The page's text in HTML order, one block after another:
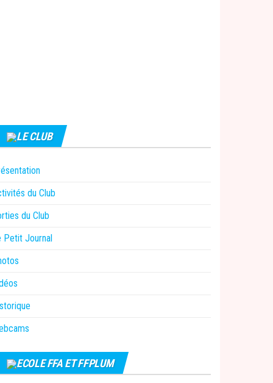
LE CLUB
du Club
du Club
Petit Journal
ECOLE FFA ET FFPLUM